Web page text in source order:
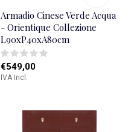
Armadio Cinese Verde Acqua
- Orientique Collezione
L90xP40xA80cm
€549,00
IVA Incl.